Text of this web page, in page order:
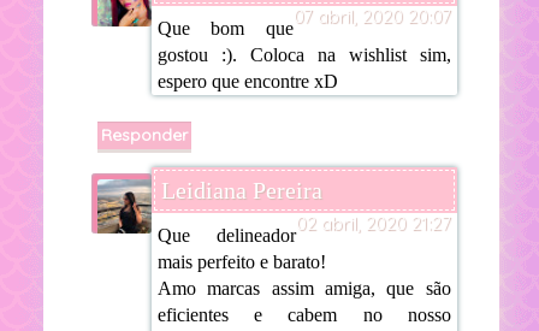
07 abril, 2020 20:07
Que bom que
gostou :). Coloca na wishlist sim,
espero que encontre xD
Responder
Leidiana Pereira
02 abril, 2020 21:27
Que delineador
mais perfeito e barato!
Amo marcas assim amiga, que são
eficientes e cabem no nosso